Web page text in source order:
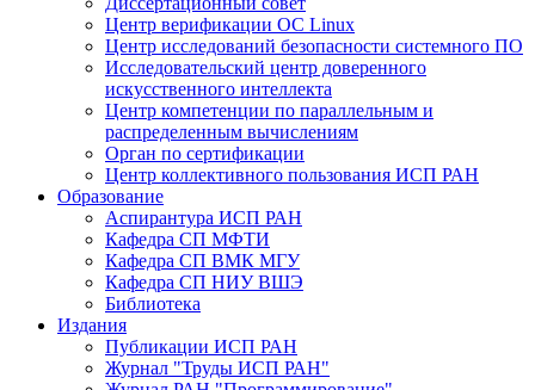
Центр верификации ОС Linux
Центр исследований безопасности системного ПО
Исследовательский центр доверенного
искусственного интеллекта
Центр компетенции по параллельным и
распределенным вычислениям
Орган по сертификации
Центр коллективного пользования ИСП РАН
Образование
Аспирантура ИСП РАН
Кафедра СП МФТИ
Кафедра СП ВМК МГУ
Кафедра СП НИУ ВШЭ
Библиотека
Издания
Публикации ИСП РАН
Журнал "Труды ИСП РАН"